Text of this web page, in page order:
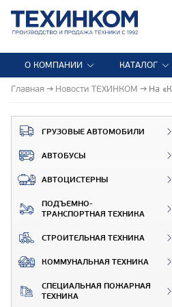
О КОМПАНИИ КАТАЛОГ
Главная Новости ТЕХИНКОМ На
ГРУЗОВЫЕ АВТОМОБИЛИ
АВТОБУСЫ
АВТОЦИСТЕРНЫ
ПОДЪЕМНО-
ТРАНСПОРТНАЯ ТЕХНИКА
СТРОИТЕЛЬНАЯ ТЕХНИКА
КОММУНАЛЬНАЯ ТЕХНИКА
СПЕЦИАЛЬНАЯ ПОЖАРНАЯ
ТЕХНИКА